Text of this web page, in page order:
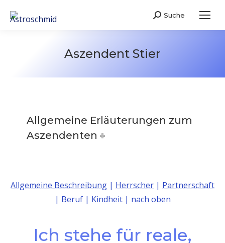
Search:
Suche
Aszendent Stier
Allgemeine Erläuterungen zum
Aszendenten
Allgemeine Beschreibung | Herrscher | Partnerschaft
| Beruf| Kindheit| nach oben
Ich stehe für reale,